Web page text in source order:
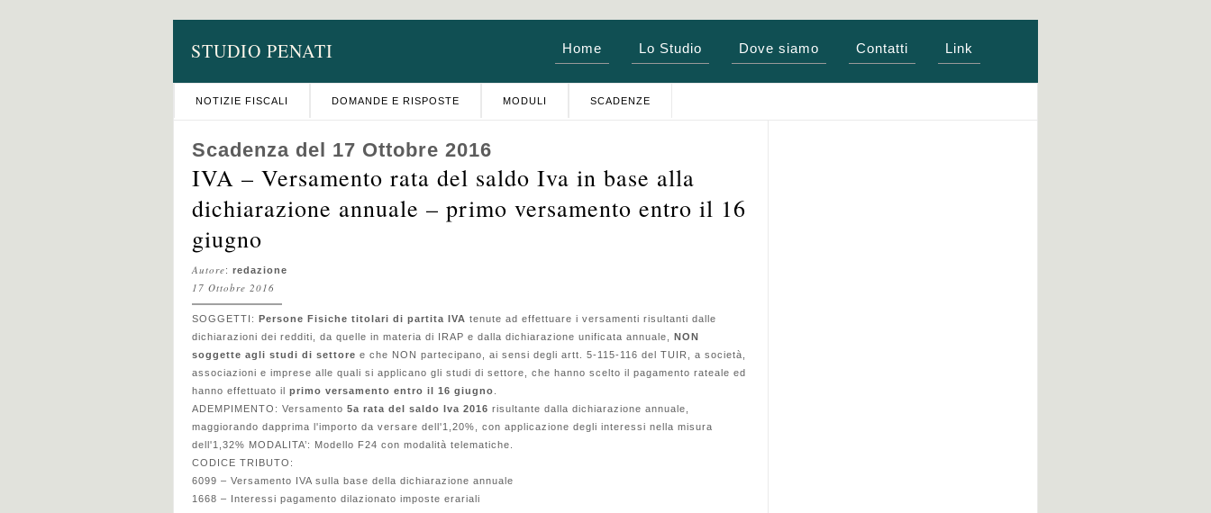
STUDIO PENATI Home Lo Studio Dove siamo Contatti Link
NOTIZIE FISCALI DOMANDE E RISPOSTE MODULI SCADENZE
Scadenza del 17 Ottobre 2016
IVA – Versamento rata del saldo Iva in base alla
dichiarazione annuale – primo versamento entro il 16
giugno
Autore: redazione
17 Ottobre 2016
SOGGETTI: Persone Fisiche titolari di partita IVA tenute ad effettuare i versamenti risultanti dalle
dichiarazioni dei redditi, da quelle in materia di IRAP e dalla dichiarazione unificata annuale, NON
soggette agli studi di settore e che NON partecipano, ai sensi degli artt. 5-115-116 del TUIR, a società,
associazioni e imprese alle quali si applicano gli studi di settore, che hanno scelto il pagamento rateale ed
hanno effettuato il primo versamento entro il 16 giugno
ADEMPIMENTO: Versamento 5a rata del saldo Iva 2016 risultante dalla dichiarazione annuale,
maggiorando dapprima l'importo da versare dell'1,20%, con applicazione degli interessi nella misura
dell'1,32% MODALITA’: Modello F24 con modalità telematiche.
CODICE TRIBUTO:
6099 – Versamento IVA sulla base della dichiarazione annuale
1668 – Interessi pagamento dilazionato imposte erariali